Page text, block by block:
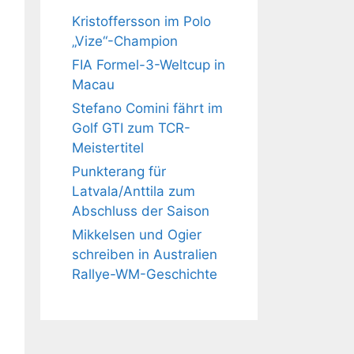
Kristoffersson im Polo
„Vize“-Champion
FIA Formel-3-Weltcup in
Macau
Stefano Comini fährt im
Golf GTI zum TCR-
Meistertitel
Punkterang für
Latvala/Anttila zum
Abschluss der Saison
Mikkelsen und Ogier
schreiben in Australien
Rallye-WM-Geschichte